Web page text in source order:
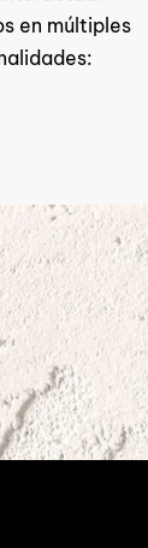
en múltiples